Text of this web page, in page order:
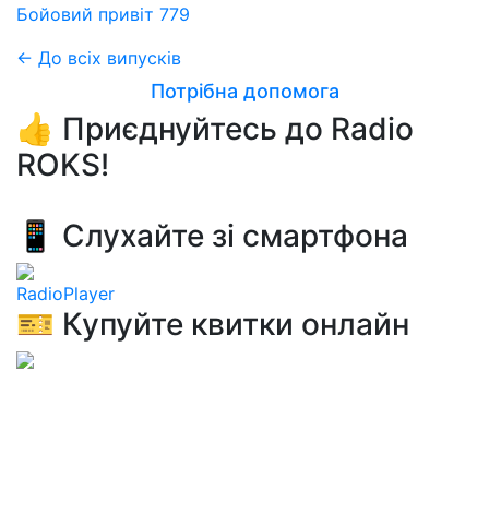
Бойовий привіт 779
← До всіх випусків
Потрібна допомога
👍 Приєднуйтесь до Radio
ROKS!
📱 Слухайте зі смартфона
RadioPlayer
🎫 Купуйте квитки онлайн